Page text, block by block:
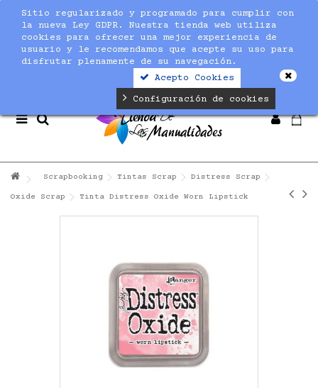
Notice : Undefined index: max_amount in
/home/nuevaltm/public_html/modules/sequracheckout/lib/
on line19
Sitio regularizado y programado para cumplir con
la nueva Ley GDPR. Nuestra tienda web utiliza
cookies para ofrecer una mejor experiencia de
usuario y le recomendamos que acepte su uso para
disfrutar plenamente de su navegación.
Acepto Cookies
Configuración de cookies
Scrapbooking Tintas Scrap Distress Scrap
Oxide Scrap Tinta Distress Oxide Worn Lipstick